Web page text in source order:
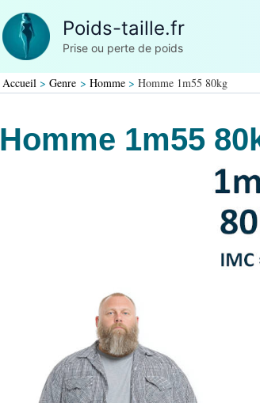
Poids-taille.fr
Prise ou perte de poids
Accueil Genre Homme Homme 1m55 80kg
Homme 1m55